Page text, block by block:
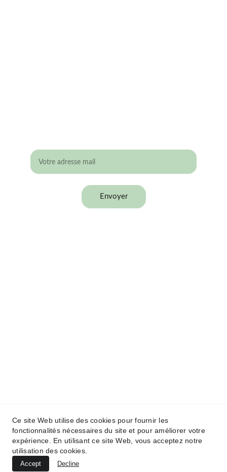
Envoyer
Ce site Web utilise des cookies pour fournir les
fonctionnalités nécessaires du site et pour améliorer votre
expérience. En utilisant ce site Web, vous acceptez notre
utilisation des cookies.
Accept Decline